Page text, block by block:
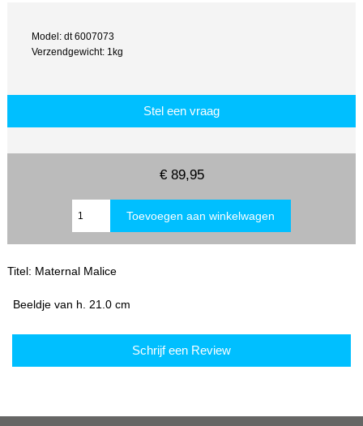
Model: dt 6007073
Verzendgewicht: 1kg
Stel een vraag
€ 89,95
Titel: Maternal Malice
Beeldje van h. 21.0 cm
Schrijf een Review